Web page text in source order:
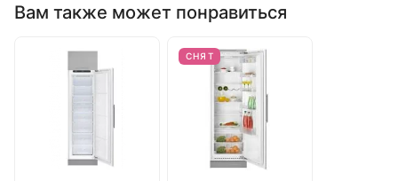
Вам также может понравиться
СНЯТ